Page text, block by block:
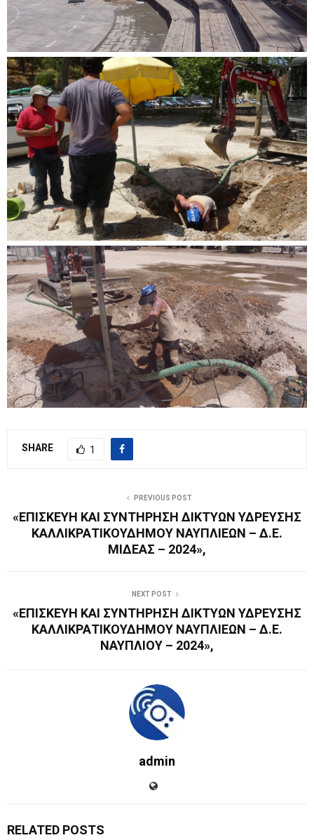
SHARE 1
PREVIOUS POST
«ΕΠΙΣΚΕΥΗ ΚΑΙ ΣΥΝΤΗΡΗΣΗ ΔΙΚΤΥΩΝ ΥΔΡΕΥΣΗΣ
ΚΑΛΛΙΚΡΑΤΙΚΟΥΔΗΜΟΥ ΝΑΥΠΛΙΕΩΝ – Δ.Ε.
ΜΙΔΕΑΣ – 2024»,
NEXT POST
«ΕΠΙΣΚΕΥΗ ΚΑΙ ΣΥΝΤΗΡΗΣΗ ΔΙΚΤΥΩΝ ΥΔΡΕΥΣΗΣ
ΚΑΛΛΙΚΡΑΤΙΚΟΥΔΗΜΟΥ ΝΑΥΠΛΙΕΩΝ – Δ.Ε.
ΝΑΥΠΛΙΟΥ – 2024»,
admin
RELATED POSTS